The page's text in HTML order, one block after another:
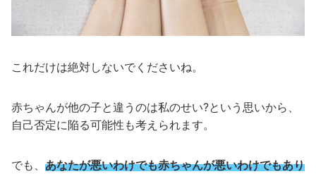
これだけは絶対しないでくださいね。
赤ちゃんが他の子と違うのは私のせい?という思いから、
自己否定に陥る可能性も考えられます。
でも、 あなたが悪いわけでも赤ちゃんが悪いわけでもあり